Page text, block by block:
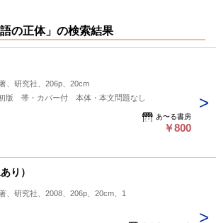
の正体」の検索結果
、研究社、206p、20cm
版 帯・カバー付 本体・本文問題なし
あ〜る書房
￥800
り）
、研究社、2008、206p、20cm、1